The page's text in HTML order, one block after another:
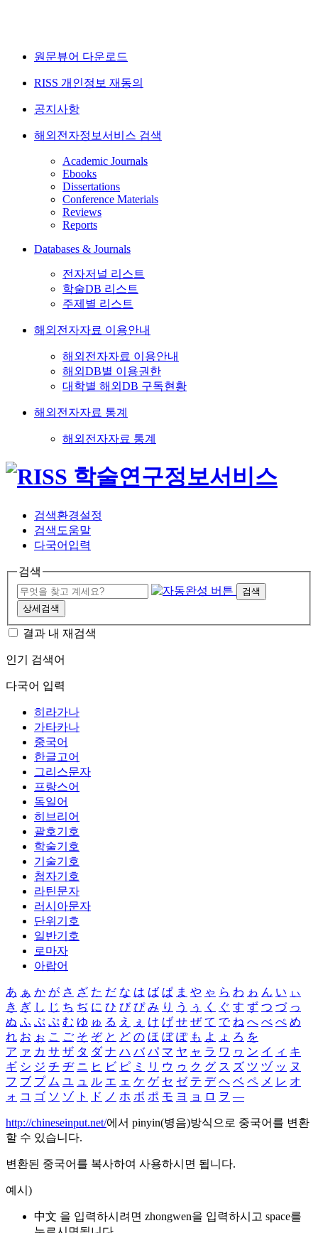
원문뷰어 다운로드
RISS 개인정보 재동의
공지사항
해외전자정보서비스 검색
Academic Journals
Ebooks
Dissertations
Conference Materials
Reviews
Reports
Databases & Journals
전자저널 리스트
학술DB 리스트
주제별 리스트
해외전자자료 이용안내
해외전자자료 이용안내
해외DB별 이용권한
대학별 해외DB 구독현황
해외전자자료 통계
해외전자자료 통계
검색환경설정
검색도움말
다국어입력
검색
검색
상세검색
결과 내 재검색
인기 검색어
다국어 입력
히라가나
가타카나
중국어
한글고어
그리스문자
프랑스어
독일어
히브리어
괄호기호
학술기호
기술기호
첨자기호
라틴문자
러시아문자
단위기호
일반기호
로마자
아랍어
あ ぁ か が さ ざ た だ な は ば ぱ ま や ゃ ら わ ゎ ん い ぃ
き ぎ し じ ち ぢ に ひ び ぴ み り う ぅ く ぐ す ず つ づ っ
ぬ ふ ぶ ぷ む ゆ ゅ る え ぇ け げ せ ぜ て で ね へ べ ぺ め
れ お ぉ こ ご そ ぞ と ど の ほ ぼ ぽ も よ ょ ろ を
ア ァ カ サ ザ タ ダ ナ ハ バ パ マ ヤ ャ ラ ワ ヮ ン イ ィ キ
ギ シ ジ チ ヂ ニ ヒ ビ ピ ミ リ ウ ゥ ク グ ス ズ ツ ヅ ッ ヌ
フ ブ プ ム ユ ュ ル エ ェ ケ ゲ セ ゼ テ デ ヘ ベ ペ メ レ オ
ォ コ ゴ ソ ゾ ト ド ノ ホ ボ ポ モ ヨ ョ ロ ヲ ―
http://chineseinput.net/에서 pinyin(병음)방식으로 중국어를 변환
할 수 있습니다.
변환된 중국어를 복사하여 사용하시면 됩니다.
예시)
中文 을 입력하시려면 zhongwen을 입력하시고 space를